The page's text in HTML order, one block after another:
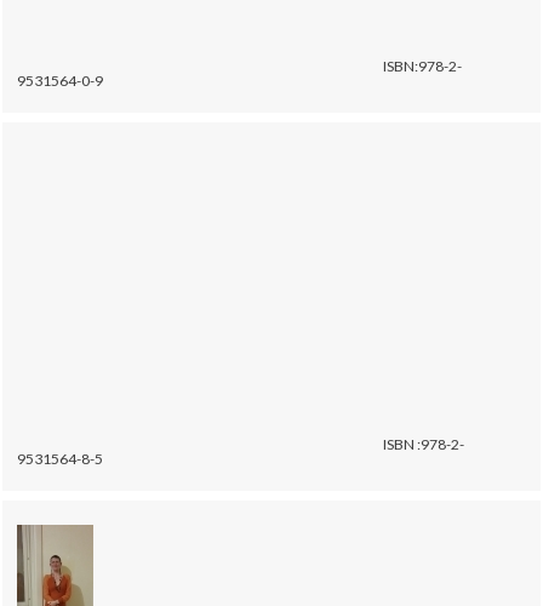
ISBN:978-2-
9531564-0-9
ISBN :978-2-
9531564-8-5